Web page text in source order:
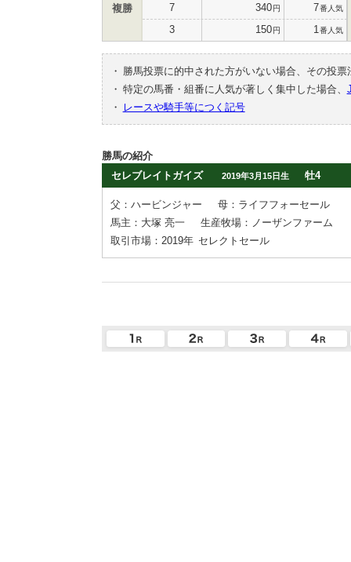
複勝 7 340円 7番人気
3 150円 1 番人気
・
勝馬投票に的中された方がいない場合、その投
・ 特定の馬番・組番に人気が著しく集中した場合、
・
レースや騎手等につく記号
勝馬の紹介
セレブレイトガイズ
2019年3月15日生 牡4
父：ハービンジャー
母：ライフフォーセール
馬主：大塚 亮一
生産牧場：ノーザンファーム
取引市場：2019年 セレクトセール